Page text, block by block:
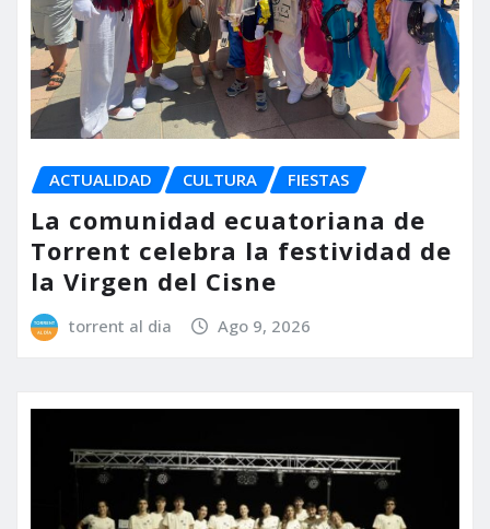
ACTUALIDAD CULTURA FIESTAS
La comunidad ecuatoriana de
Torrent celebra la festividad de
la Virgen del Cisne
torrent al dia Ago 9, 2026